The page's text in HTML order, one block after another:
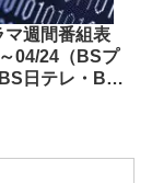
マ週間番組表
04/24（BSプ
日テレ・BS